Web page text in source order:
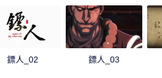
鏢人_02 鏢人_03